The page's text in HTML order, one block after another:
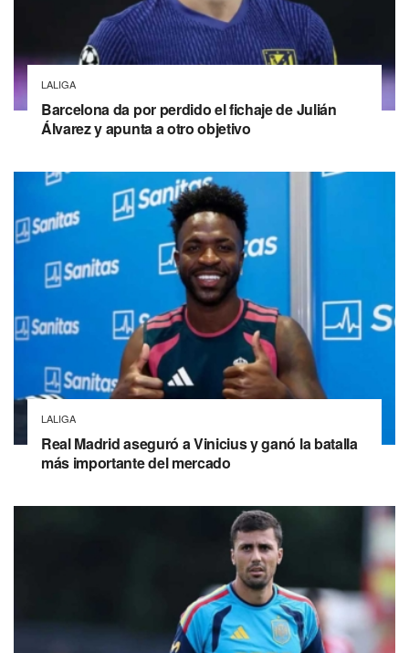
LALIGA
Barcelona da por perdido el fichaje de Julián
Álvarez y apunta a otro objetivo
LALIGA
Real Madrid aseguró a Vinicius y ganó la batalla
más importante del mercado